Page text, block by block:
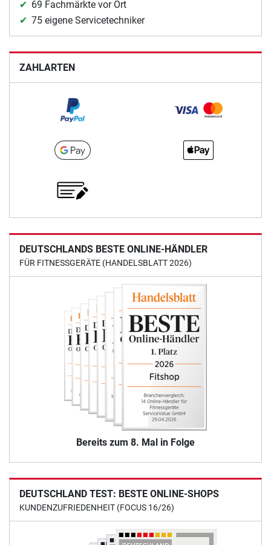
69 Fachmärkte vor Ort
75 eigene Servicetechniker
ZAHLARTEN
DEUTSCHLANDS BESTE ONLINE-HÄNDLER
FÜR FITNESSGERÄTE (HANDELSBLATT 2026)
Bereits zum 8. Mal in Folge
DEUTSCHLAND TEST: BESTE ONLINE-SHOPS
KUNDENZUFRIEDENHEIT (FOCUS 16/26)